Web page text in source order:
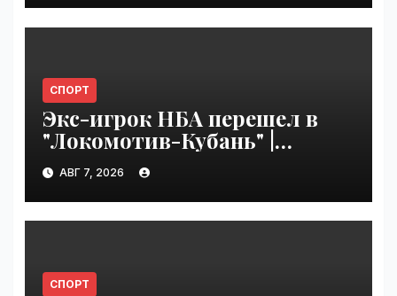
СПОРТ
Экс-игрок НБА перешел в
"Локомотив-Кубань" |
VseTime.ru
АВГ 7, 2026
СПОРТ